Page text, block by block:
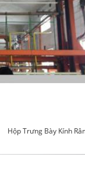
Hộp Trưng Bày Kính